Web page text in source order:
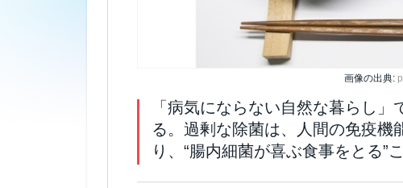
画像の出典:
「病気にならない自然な暮らし」
る。過剰な除菌は、人間の免疫機
り、“腸内細菌が喜ぶ食事をとる”